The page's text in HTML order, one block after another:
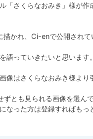
「さくらなおみき」様が作
描かれ、Ci-enで公開されて
語っていきたいと思います。
像はさくらなおみき様より
とも見られる画像を選んで
なった方は登録すればもっ